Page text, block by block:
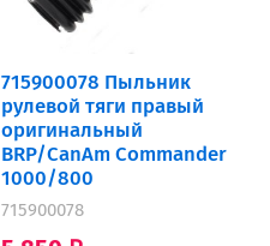
715900078 Пыльник
рулевой тяги правый
оригинальный
BRP/CanAm Commander
1000/800
715900078